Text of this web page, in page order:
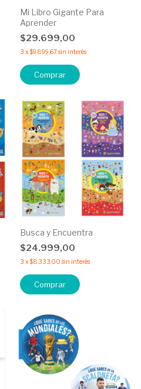
Mi Libro Gigante Para
Aprender
$29.699,00
3 x$9.899,67sin interés
Comprar
Busca y Encuentra
$24.999,00
3 x$8.333,00 sin interés
Comprar